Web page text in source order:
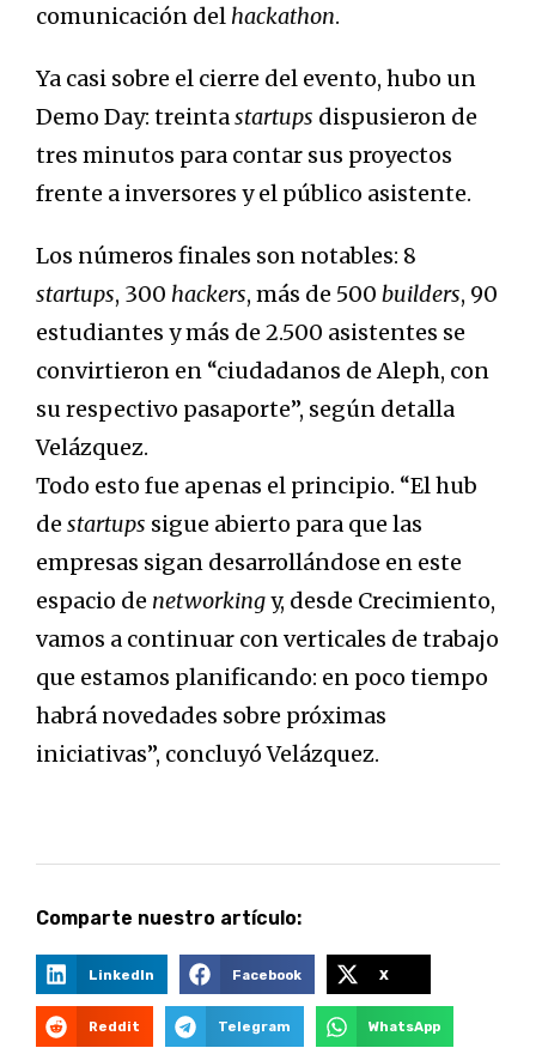
comunicación del hackathon.
Ya casi sobre el cierre del evento, hubo un
Demo Day: treintastartups dispusieron de
tres minutos para contar sus proyectos
frente a inversores y el público asistente.
Los números finales son notables: 8
startups, 300 hackers, más de 500 builders, 90
estudiantes y más de 2.500 asistentes se
convirtieron en “ciudadanos de Aleph, con
su respectivo pasaporte”, según detalla
Velázquez.
Todo esto fue apenas el principio. “El hub
de startups sigue abierto para que las
empresas sigan desarrollándose en este
espacio de networkingy, desde Crecimiento,
vamos a continuar con verticales de trabajo
que estamos planificando: en poco tiempo
habrá novedades sobre próximas
iniciativas”, concluyó Velázquez.
Comparte nuestro artículo:
LinkedIn Facebook X
Reddit Telegram WhatsApp